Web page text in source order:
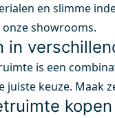
en slimme
showrooms.
in
is een
juiste keuze.